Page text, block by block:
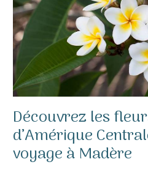
Découvrez les
d’Amérique
voyage à Madère